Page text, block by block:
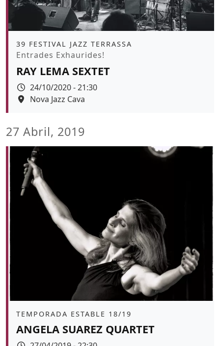
Àmbit
39 FESTIVAL JAZZ TERRASSA
Promoció
Entrades Exhaurides!
RAY LEMA SEXTET
Data
24/10/2020 - 21:30
Espai
Nova Jazz Cava
27 Abril, 2019
Àmbit
TEMPORADA ESTABLE 18/19
ANGELA SUAREZ QUARTET